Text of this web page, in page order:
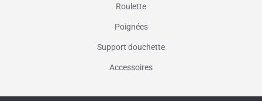
Roulette
Poignées
Support douchette
Accessoires